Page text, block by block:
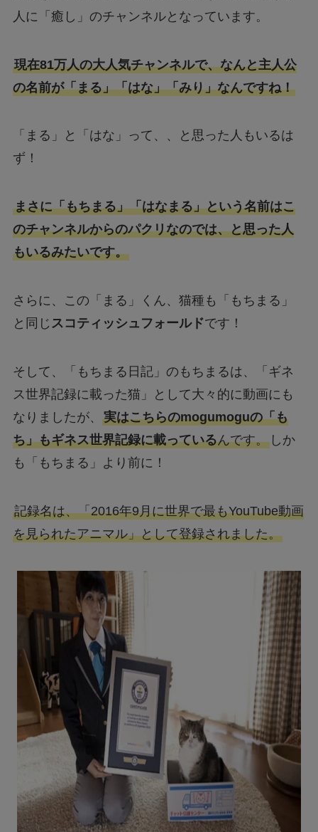
人に「癒し」のチャンネルとなっています。
現在81万人の大人気チャンネルで、なんと主人公
の名前が「まる」「はな」「みり」なんですね！
「まる」と「はな」って、、と思った人もいるは
ず！
まさに「もちまる」「はなまる」という名前はこ
のチャンネルからのパクリなのでは、と思った人
もいるみたいです。
さらに、この「まる」くん、猫種も「もちまる」
と同じ スコティッシュフォールドです！
そして、「もちまる日記」のもちまるは、「ギネ
ス世界記録に載った猫」として大々的に動画にも
なりましたが、 実はこちらのmogumoguの「も
ち」もギネス世界記録に載っているんです。しか
も「もちまる」より前に！
記録名は、「2016年9月に世界で最もYouTube動画
を見られたアニマル」として登録されました。